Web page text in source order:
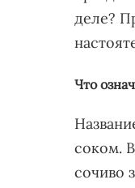
деле?
Что
соком.
сочиво